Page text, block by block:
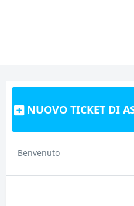
NUOVO TICKET DI
Benvenuto